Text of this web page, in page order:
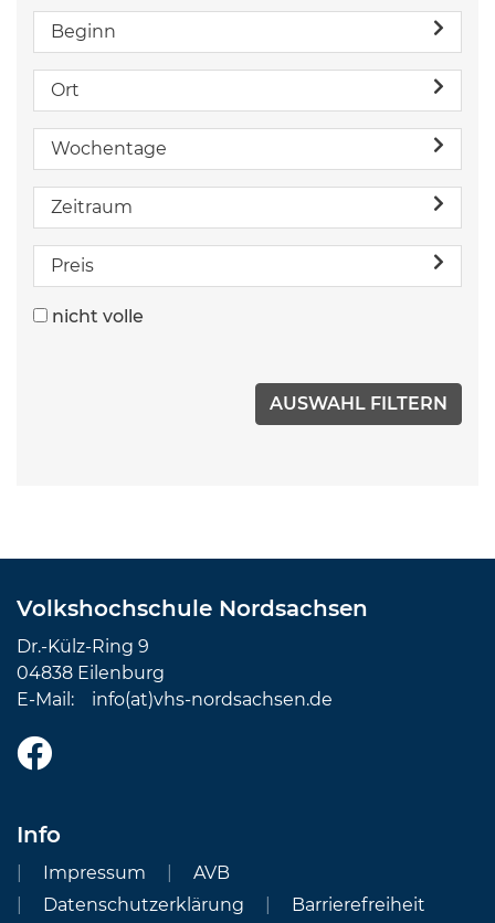
Beginn
Ort
Wochentage
Zeitraum
Preis
nicht volle
Volkshochschule Nordsachsen
Dr.-Külz-Ring 9
04838 Eilenburg
E-Mail: info(at)vhs-nordsachsen.de
Info
Impressum
AVB
Datenschutzerklärung
Barrierefreiheit